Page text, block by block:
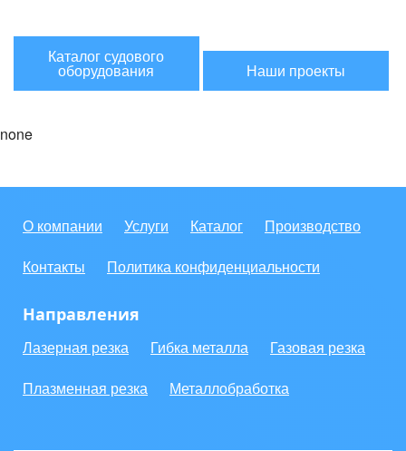
Каталог судового
оборудования Наши проекты
none
О компании Услуги Каталог
Производство
Контакты
Политика конфиденциальности
Направления
Лазерная резка Гибка металла
Газовая резка
Плазменная резка
Металлобработка